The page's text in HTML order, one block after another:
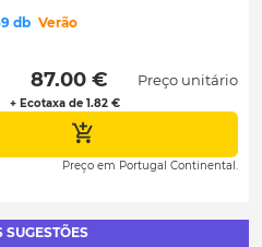
db Verão
87.00 €
+ Ecotaxa de 1.82 €
Preço unitário
Preço em Portugal Continental.
SUGESTÕES